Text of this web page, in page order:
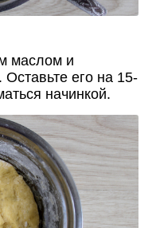
маслом и
Оставьте его на 15-
начинкой.